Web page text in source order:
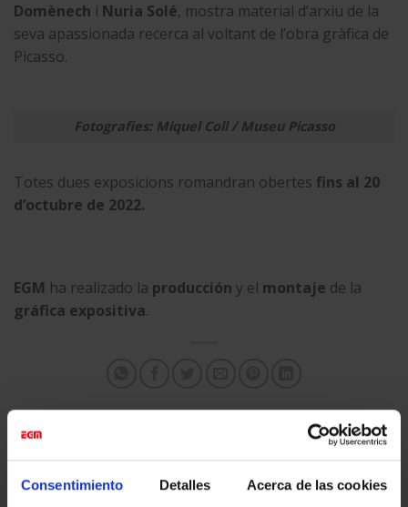
Consentimiento Detalles Acerca de las cookies
Domènech i Nuria Solé, mostra material d’arxiu de la
seva apassionada recerca al voltant de l’obra gràfica de
Picasso.
Fotografies: Miquel Coll / Museu Picasso
Totes dues exposicions romandran obertes fins al 20
d’octubre de 2022.
EGM ha realizado la producción y el montaje de la
gráfica expositiva.
Esta entrada fue publicada en
y etiquetada
Actualidad,Digital Printing,Eventos & Expos.